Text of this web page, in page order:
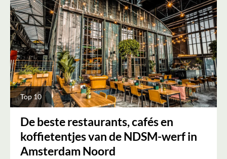
Top 10
De beste restaurants, cafés en
koffietentjes van de NDSM-werf in
Amsterdam Noord